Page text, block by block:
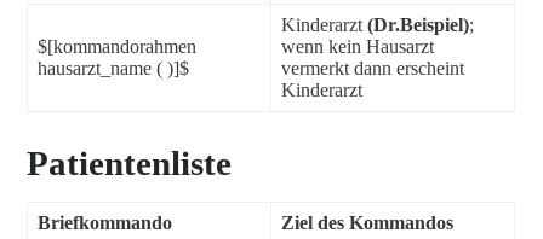
$[kommandorahmen
hausarzt_name ( )]$
Kinderarzt (Dr.Beispiel);
wenn kein Hausarzt
vermerkt dann erscheint
Kinderarzt
Patientenliste
Briefkommando Ziel des Kommandos